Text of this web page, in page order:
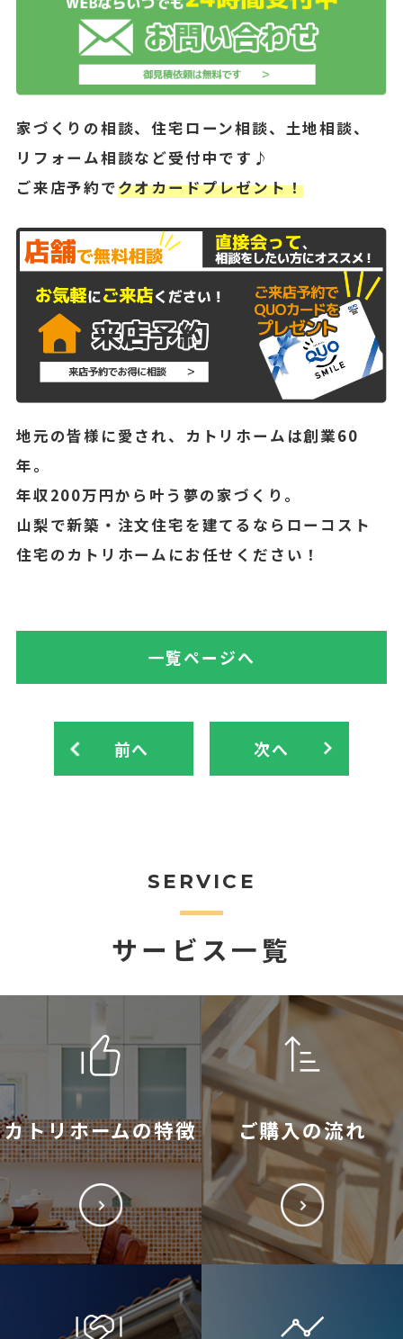
家づくりの相談、住宅ローン相談、土地相談、
リフォーム相談など受付中です♪
ご来店予約でクオカードプレゼント！
地元の皆様に愛され、カトリホームは創業60
年。
年収200万円から叶う夢の家づくり。
山梨で新築・注文住宅を建てるならローコスト
住宅のカトリホームにお任せください！
前へ
一覧ページへ
次へ
SERVICE
サービス一覧
カトリホームの特徴 ご購入の流れ